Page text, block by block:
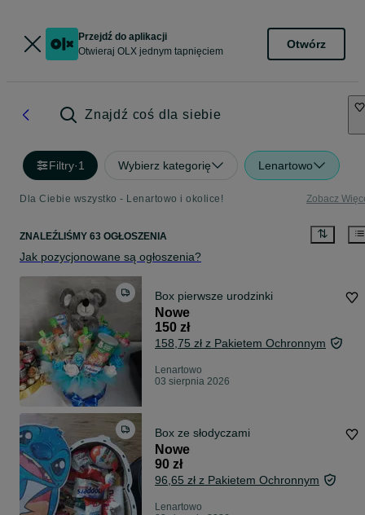
Przejdź do aplikacji
Otwieraj OLX jednym tapnięciem
Otwórz
Znajdź coś dla siebie
Filtry·1 Wybierz kategorię Lenartowo
Dla Ciebie wszystko - Lenartowo i okolice! Zobacz
ZNALEŹLIŚMY 63 OGŁOSZENIA
Jak pozycjonowane są ogłoszenia?
Box pierwsze urodzinki
Nowe
150 zł
158,75 zł z Pakietem Ochronnym
Lenartowo
03 sierpnia 2026
Box ze słodyczami
Nowe
90 zł
96,65 zł z Pakietem Ochronnym
Lenartowo